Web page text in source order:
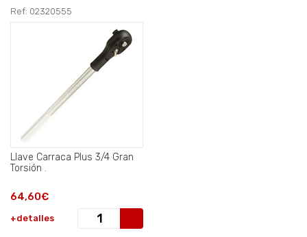
Ref: 02320555
Llave Carraca Plus 3/4 Gran
Torsión .
64,60€
+detalles